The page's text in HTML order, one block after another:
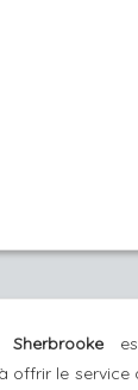
offrir le service